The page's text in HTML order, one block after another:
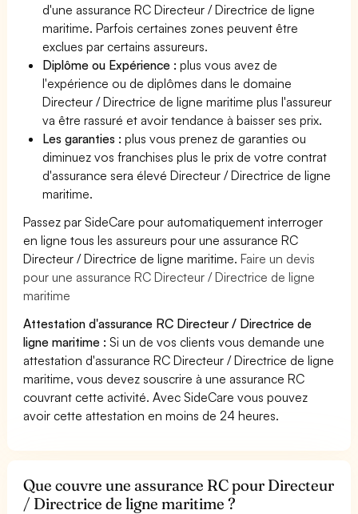
d'une assurance RC Directeur / Directrice de ligne
maritime. Parfois certaines zones peuvent être
exclues par certains assureurs.
Diplôme ou Expérience :plus vous avez de
l'expérience ou de diplômes dans le domaine
Directeur / Directrice de ligne maritime plus l'assureur
va être rassuré et avoir tendance à baisser ses prix.
Les garanties :plus vous prenez de garanties ou
diminuez vos franchises plus le prix de votre contrat
d'assurance sera élevé Directeur / Directrice de ligne
maritime.
Passez par SideCare pour automatiquement interroger
en ligne tous les assureurs pour une assurance RC
Directeur / Directrice de ligne maritime.Faire un devis
pour une assurance RC Directeur / Directrice de ligne
maritime
Attestation d'assurance RC Directeur / Directrice de
ligne maritime : Si un de vos clients vous demande une
attestation d'assurance RC Directeur / Directrice de ligne
maritime, vous devez souscrire à une assurance RC
couvrant cette activité. Avec SideCare vous pouvez
avoir cette attestation en moins de 24 heures.
Que couvre une assurance RC pour Directeur
/ Directrice de ligne maritime ?